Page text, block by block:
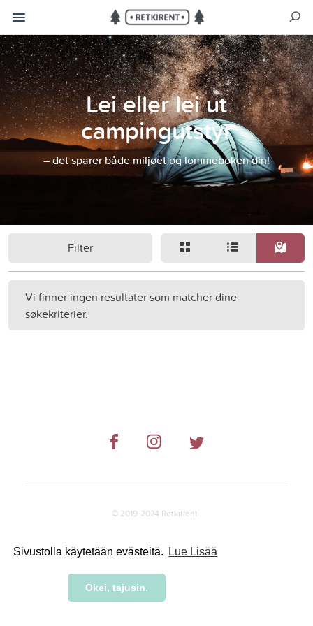
Sivustolla käytetään evästeitä. Lue Lisää
Okei, tajusin.
Lei eller lei ut
campingutstyr
– det sparer både miljøet og lommeboken din!
Filter
Vi finner ingen resultater som matcher dine
søkekriterier.
© 2019-2024 RetkiRent .